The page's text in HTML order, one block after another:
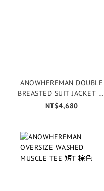
ANOWHEREMAN DOUBLE
BREASTED SUIT JACKET 西
裝外套 黑色
NT$4,680